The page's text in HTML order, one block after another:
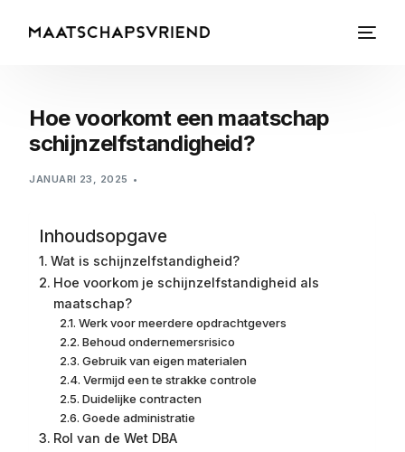
Hoe voorkomt een maatschap
schijnzelfstandigheid?
JANUARI 23, 2025
Inhoudsopgave
Wat is schijnzelfstandigheid?
Hoe voorkom je schijnzelfstandigheid als
maatschap?
Werk voor meerdere opdrachtgevers
Behoud ondernemersrisico
Gebruik van eigen materialen
Vermijd een te strakke controle
Duidelijke contracten
Goede administratie
Rol van de Wet DBA